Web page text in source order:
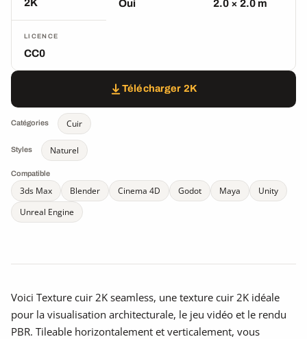
2K Oui 2.0 × 2.0 m
LICENCE
CC0
Télécharger 2K
Catégories Cuir
Styles Naturel
Compatible
3ds Max Blender Cinema 4D Godot Maya
Unity
Unreal Engine
Voici Texture cuir 2K seamless, une texture cuir 2K idéale
pour la visualisation architecturale, le jeu vidéo et le rendu
PBR. Tileable horizontalement et verticalement, vous